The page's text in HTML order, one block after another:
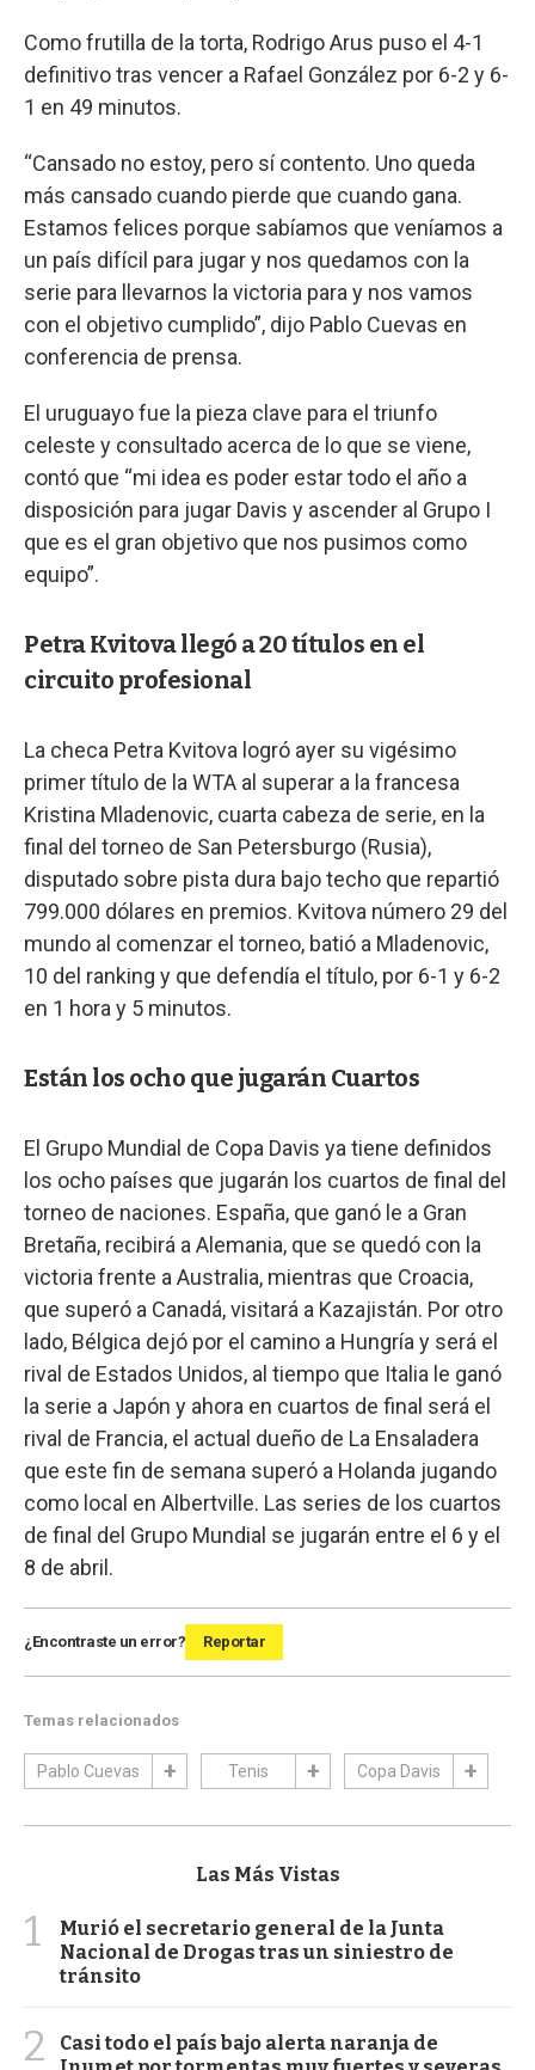
Como frutilla de la torta, Rodrigo Arus puso el 4-1
definitivo tras vencer a Rafael González por 6-2 y 6-
1 en 49 minutos.
“Cansado no estoy, pero sí contento. Uno queda
más cansado cuando pierde que cuando gana.
Estamos felices porque sabíamos que veníamos a
un país difícil para jugar y nos quedamos con la
serie para llevarnos la victoria para y nos vamos
con el objetivo cumplido”, dijo Pablo Cuevas en
conferencia de prensa.
El uruguayo fue la pieza clave para el triunfo
celeste y consultado acerca de lo que se viene,
contó que “mi idea es poder estar todo el año a
disposición para jugar Davis y ascender al Grupo I
que es el gran objetivo que nos pusimos como
equipo”.
Petra Kvitova llegó a 20 títulos en el
circuito profesional
La checa Petra Kvitova logró ayer su vigésimo
primer título de la WTA al superar a la francesa
Kristina Mladenovic, cuarta cabeza de serie, en la
final del torneo de San Petersburgo (Rusia),
disputado sobre pista dura bajo techo que repartió
799.000 dólares en premios. Kvitova número 29 del
mundo al comenzar el torneo, batió a Mladenovic,
10 del ranking y que defendía el título, por 6-1 y 6-2
en 1 hora y 5 minutos.
Están los ocho que jugarán Cuartos
El Grupo Mundial de Copa Davis ya tiene definidos
los ocho países que jugarán los cuartos de final del
torneo de naciones. España, que ganó le a Gran
Bretaña, recibirá a Alemania, que se quedó con la
victoria frente a Australia, mientras que Croacia,
que superó a Canadá, visitará a Kazajistán. Por otro
lado, Bélgica dejó por el camino a Hungría y será el
rival de Estados Unidos, al tiempo que Italia le ganó
la serie a Japón y ahora en cuartos de final será el
rival de Francia, el actual dueño de La Ensaladera
que este fin de semana superó a Holanda jugando
como local en Albertville. Las series de los cuartos
de final del Grupo Mundial se jugarán entre el 6 y el
8 de abril.
¿Encontraste un error? Reportar
Temas relacionados
Pablo Cuevas Tenis Copa Davis
Las Más Vistas
1
Murió el secretario general de la Junta
Nacional de Drogas tras un siniestro de
tránsito
2
Casi todo el país bajo alerta naranja de